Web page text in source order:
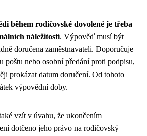
během rodičovské dovolené je třeba
náležitostí. Výpověď musí být
doručena zaměstnavateli. Doporučuje
poštu nebo osobní předání proti podpisu,
prokázat datum doručení. Od tohoto
výpovědní doby.
vzít v úvahu, že ukončením
dotčeno jeho právo na rodičovský